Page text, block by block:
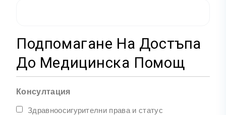
Подпомагане На Достъпа
До Медицинска Помощ
Консултация
Здравноосигурителни права и статус